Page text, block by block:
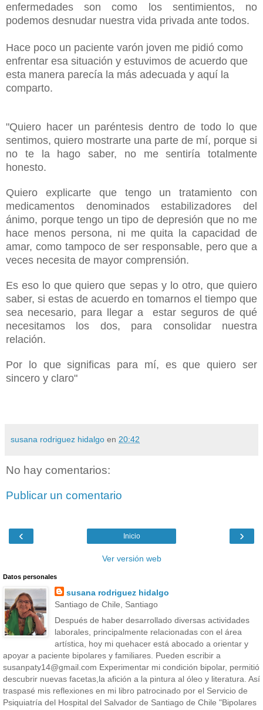
enfermedades son como los sentimientos, no
podemos desnudar nuestra vida privada ante todos.
Hace poco un paciente varón joven me pidió como
enfrentar esa situación y estuvimos de acuerdo que
esta manera parecía la más adecuada y aquí la
comparto.
"Quiero hacer un paréntesis dentro de todo lo que
sentimos, quiero mostrarte una parte de mí, porque si
no te la hago saber, no me sentiría totalmente
honesto.
Quiero explicarte que tengo un tratamiento con
medicamentos denominados estabilizadores del
ánimo, porque tengo un tipo de depresión que no me
hace menos persona, ni me quita la capacidad de
amar, como tampoco de ser responsable, pero que a
veces necesita de mayor comprensión.
Es eso lo que quiero que sepas y lo otro, que quiero
saber, si estas de acuerdo en tomarnos el tiempo que
sea necesario, para llegar a estar seguros de qué
necesitamos los dos, para consolidar nuestra
relación.
Por lo que significas para mí, es que quiero ser
sincero y claro"
susana rodriguez hidalgo en 20:42
No hay comentarios:
Publicar un comentario
‹ ›
Inicio
Ver versión web
Datos personales
susana rodriguez hidalgo
Santiago de Chile, Santiago
Después de haber desarrollado diversas actividades
laborales, principalmente relacionadas con el área
artística, hoy mi quehacer está abocado a orientar y
apoyar a paciente bipolares y familiares. Pueden escribir a
susanpaty14@gmail.com Experimentar mi condición bipolar, permitió
descubrir nuevas facetas,la afición a la pintura al óleo y literatura. Así
traspasé mis reflexiones en mi libro patrocinado por el Servicio de
Psiquiatría del Hospital del Salvador de Santiago de Chile "Bipolares